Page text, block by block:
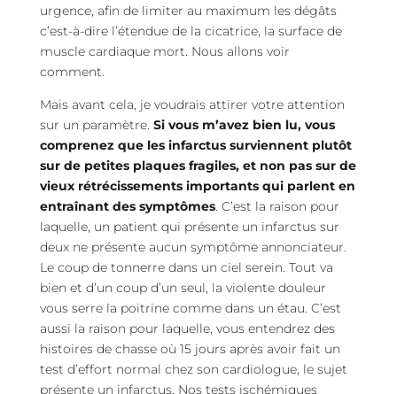
urgence, afin de limiter au maximum les dégâts
c’est-à-dire l’étendue de la cicatrice, la surface de
muscle cardiaque mort. Nous allons voir
comment.
Mais avant cela, je voudrais attirer votre attention
sur un paramètre. Si vous m’avez bien lu, vous
comprenez que les infarctus surviennent plutôt
sur de petites plaques fragiles, et non pas sur de
vieux rétrécissements importants qui parlent en
entraînant des symptômes. C’est la raison pour
laquelle, un patient qui présente un infarctus sur
deux ne présente aucun symptôme annonciateur.
Le coup de tonnerre dans un ciel serein. Tout va
bien et d’un coup d’un seul, la violente douleur
vous serre la poitrine comme dans un étau. C’est
aussi la raison pour laquelle, vous entendrez des
histoires de chasse où 15 jours après avoir fait un
test d’effort normal chez son cardiologue, le sujet
présente un infarctus. Nos tests ischémiques